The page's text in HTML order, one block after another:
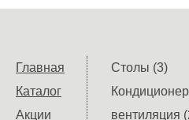
Главная
Каталог
Акции
Столы (3)
вентиляция